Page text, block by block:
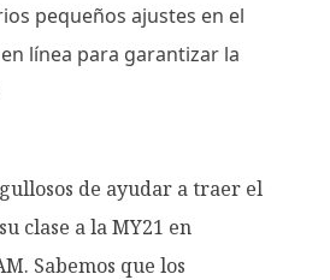
pequeños ajustes en el
línea para garantizar la
de ayudar a traer el
clase a la MY21 en
Sabemos que los